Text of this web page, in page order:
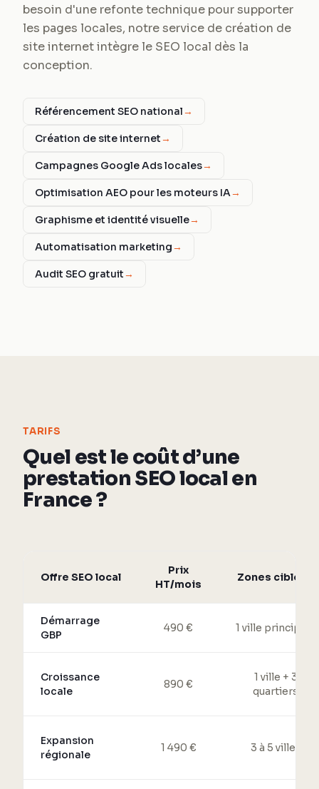
besoin d'une refonte technique pour supporter
les pages locales, notre service de création de
site internet intègre le SEO local dès la
conception.
Référencement SEO national→
Création de site internet→
Campagnes Google Ads locales→
Optimisation AEO pour les moteurs IA→
Graphisme et identité visuelle→
Automatisation marketing→
Audit SEO gratuit→
TARIFS
Quel est le coût d’une
prestation SEO local en
France ?
Offre SEO local
Prix
HT/mois
Zones ciblées
Démarrage
GBP
490 € 1 ville principale
Croissance
locale
890 €
1 ville + 3
quartiers
Expansion
régionale
1 490 € 3 à 5 villes